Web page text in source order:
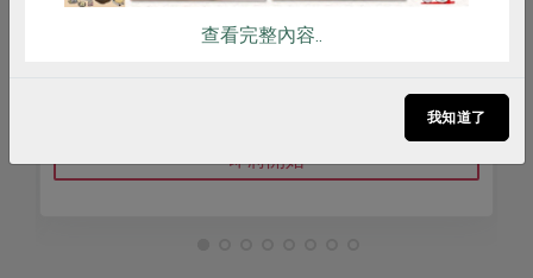
查看完整內容..
我知道了